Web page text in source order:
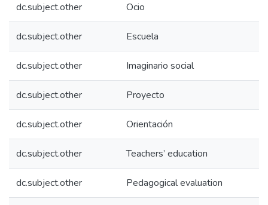
dc.subject.other Ocio
dc.subject.other Escuela
dc.subject.other Imaginario social
dc.subject.other Proyecto
dc.subject.other Orientación
dc.subject.other Teachers’ education
dc.subject.other Pedagogical evaluation